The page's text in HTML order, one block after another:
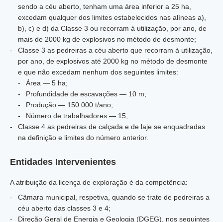
sendo a céu aberto, tenham uma área inferior a 25 ha,
excedam qualquer dos limites estabelecidos nas alíneas a),
b), c) e d) da Classe 3 ou recorram à utilização, por ano, de
mais de 2000 kg de explosivos no método de desmonte;
Classe 3 as pedreiras a céu aberto que recorram à utilização,
por ano, de explosivos até 2000 kg no método de desmonte
e que não excedam nenhum dos seguintes limites:
Área — 5 ha;
Profundidade de escavações — 10 m;
Produção — 150 000 t/ano;
Número de trabalhadores — 15;
Classe 4 as pedreiras de calçada e de laje se enquadradas
na definição e limites do número anterior.
Entidades Intervenientes
A atribuição da licença de exploração é da competência:
Câmara municipal, respetiva, quando se trate de pedreiras a
céu aberto das classes 3 e 4;
Direção Geral de Energia e Geologia (DGEG), nos seguintes